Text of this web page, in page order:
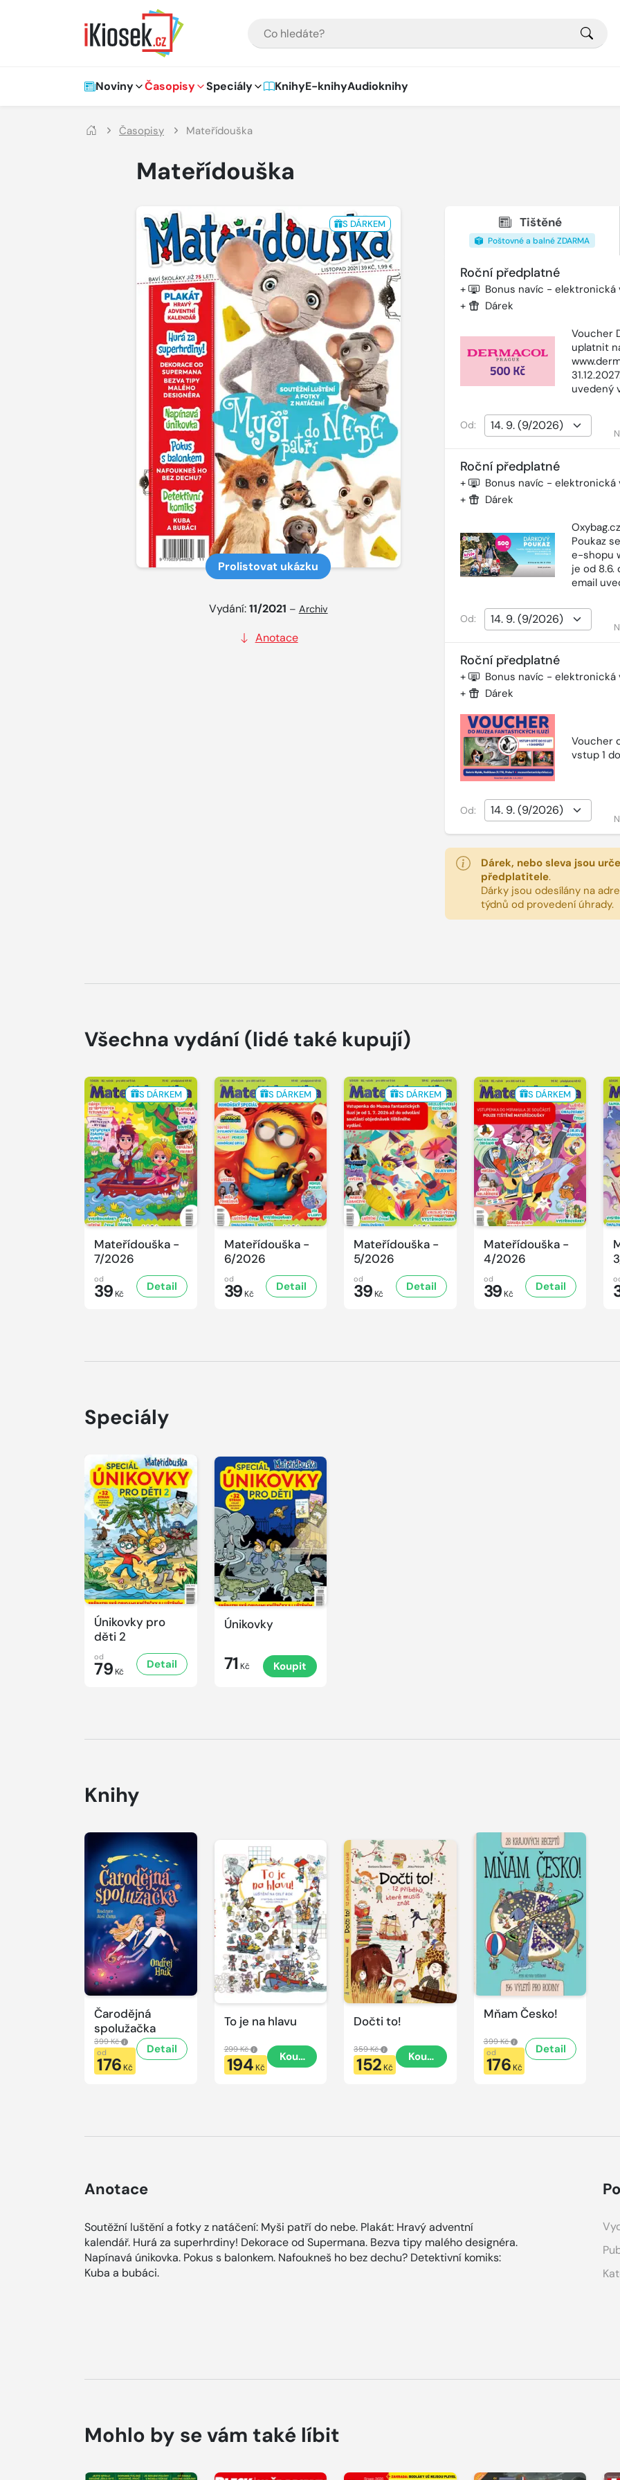
Hlavní navigace
Noviny Časopisy Speciály KnihyE-knihyAudioknihy
Časopisy Mateřídouška
Mateřídouška
S DÁRKEM
Prolistovat ukázku
Vydání:11/2021 – Archiv
Anotace
Tištěné
Poštovné a balné ZDARMA
Roční předplatné
+
Bonus navíc - elektronická
+
Dárek
Voucher
uplatnit
uvedený
Od:
Roční předplatné
+
Bonus navíc - elektronická
+
Dárek
Poukaz
e-shopu
je od 8.6.
email
Od:
Roční předplatné
+
Bonus navíc - elektronická
+
Dárek
Voucher
vstup 1
Od:
Dárek, nebo sleva jsou
předplatitele.
Dárky jsou odesílány na
týdnů od provedení úhrady.
Všechna vydání (lidé také kupují)
S DÁRKEM
Mateřídouška -
7/2026
od
39 Kč
Detail
S DÁRKEM
Mateřídouška -
6/2026
od
39 Kč
Detail
S DÁRKEM
Mateřídouška -
5/2026
od
39 Kč
Detail
S DÁRKEM
Mateřídouška -
4/2026
od
39 Kč
Detail
Speciály
Únikovky pro
děti 2
od
79 Kč
Detail
Únikovky
71 Kč Koupit
Knihy
Čarodějná
spolužačka
399 Kč
od
176 Kč
Detail
To je na hlavu
299 Kč
194 Kč
Koupit
Dočti to!
359 Kč
152 Kč
Koupit
Mňam Česko!
399 Kč
od
176 Kč
Detail
Anotace
Soutěžní luštění a fotky z natáčení: Myši patří do nebe. Plakát: Hravý adventní
kalendář. Hurá za superhrdiny! Dekorace od Supermana. Bezva tipy malého designéra.
Napínavá únikovka. Pokus s balonkem. Nafoukneš ho bez dechu? Detektivní komiks:
Kuba a bubáci.
Mohlo by se vám také líbit